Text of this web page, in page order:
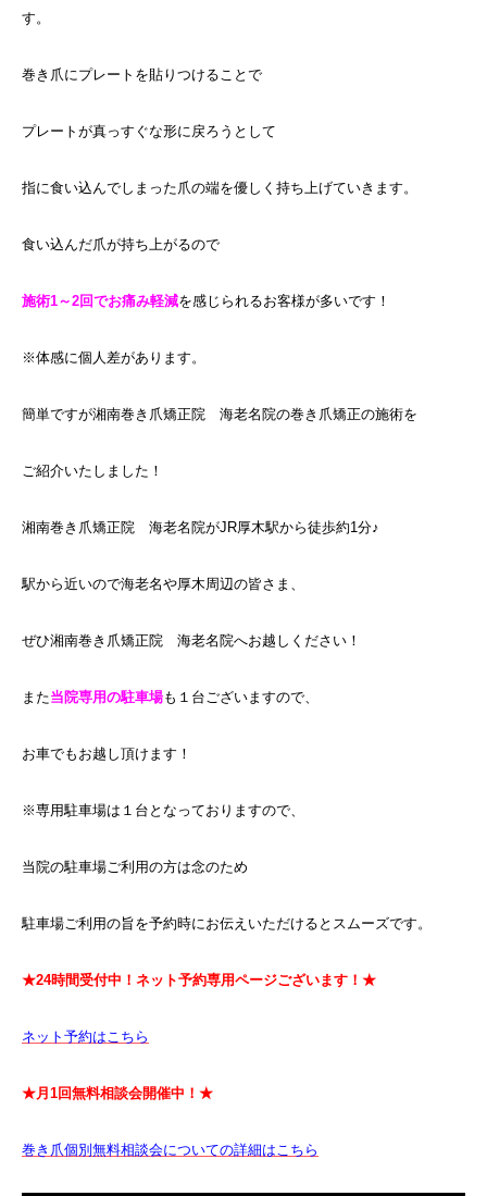
す。
巻き爪にプレートを貼りつけることで
プレートが真っすぐな形に戻ろうとして
指に食い込んでしまった爪の端を優しく持ち上げていきます。
食い込んだ爪が持ち上がるので
施術1～2回でお痛み軽減を感じられるお客様が多いです！
※体感に個人差があります。
簡単ですが湘南巻き爪矯正院 海老名院の巻き爪矯正の施術を
ご紹介いたしました！
湘南巻き爪矯正院 海老名院がJR厚木駅から徒歩約1分♪
駅から近いので海老名や厚木周辺の皆さま、
ぜひ湘南巻き爪矯正院 海老名院へお越しください！
また当院専用の駐車場も１台ございますので、
お車でもお越し頂けます！
※専用駐車場は１台となっておりますので、
当院の駐車場ご利用の方は念のため
駐車場ご利用の旨を予約時にお伝えいただけるとスムーズです。
★24時間受付中！ネット予約専用ページございます！★
ネット予約はこちら
★月1回無料相談会開催中！★
巻き爪個別無料相談会についての詳細はこちら